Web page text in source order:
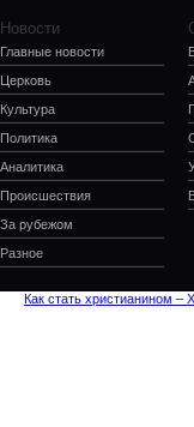
Новости
Главные новости
Церковь
Культура
Политика
Аналитика
Происшествия
За рубежом
Разное
Как стать христианином –